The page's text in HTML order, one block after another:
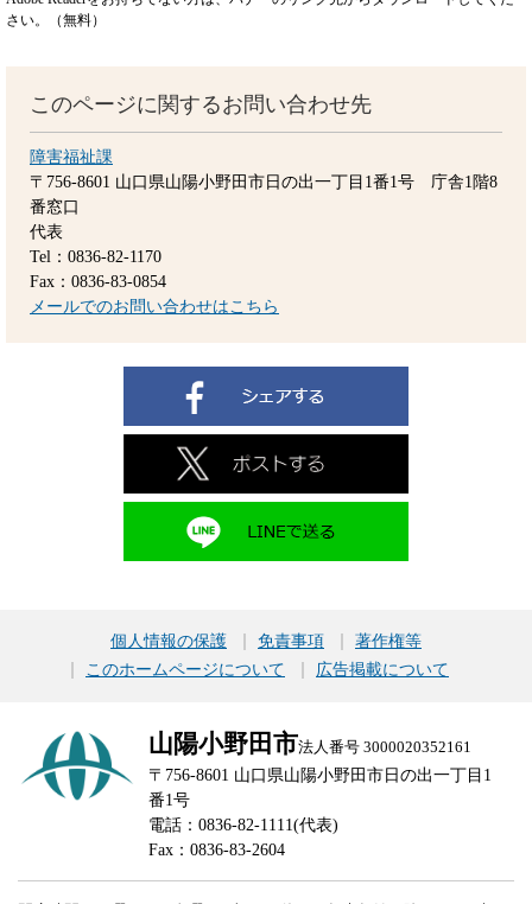
さい。（無料）
このページに関するお問い合わせ先
障害福祉課
〒756-8601 山口県山陽小野田市日の出一丁目1番1号 庁舎1階8
番窓口
代表
Tel：0836-82-1170
Fax：0836-83-0854
メールでのお問い合わせはこちら
個人情報の保護 免責事項
著作権等
このホームページについて
広告掲載について
山陽小野田市法人番号 3000020352161
〒756-8601 山口県山陽小野田市日の出一丁目1
番1号
電話：0836-82-1111(代表)
Fax：0836-83-2604